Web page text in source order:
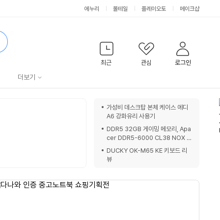
에누리 몰테일 플레이오토 메이크샵
최근 관심 로그인
서
더보기
가성비 데스크탑 본체 케이스 에디
A6 강화유리 사용기
DDR5 32GB 게이밍 메모리, Apa
cer DDR5-6000 CL38 NOX 1
6GBx2 패키지 리뷰
DUCKY OK-M65 KE 키보드 리
뷰